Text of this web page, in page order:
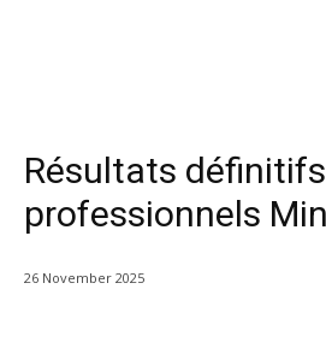
Résultats
professionnels
26 November 2025